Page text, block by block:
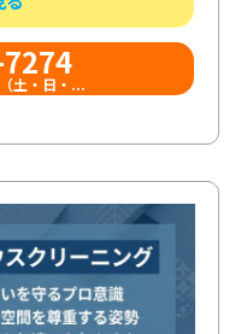
土・日・...